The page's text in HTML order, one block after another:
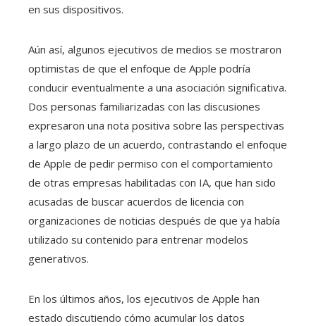
en sus dispositivos.
Aún así, algunos ejecutivos de medios se mostraron
optimistas de que el enfoque de Apple podría
conducir eventualmente a una asociación significativa.
Dos personas familiarizadas con las discusiones
expresaron una nota positiva sobre las perspectivas
a largo plazo de un acuerdo, contrastando el enfoque
de Apple de pedir permiso con el comportamiento
de otras empresas habilitadas con IA, que han sido
acusadas de buscar acuerdos de licencia con
organizaciones de noticias después de que ya había
utilizado su contenido para entrenar modelos
generativos.
En los últimos años, los ejecutivos de Apple han
estado discutiendo cómo acumular los datos